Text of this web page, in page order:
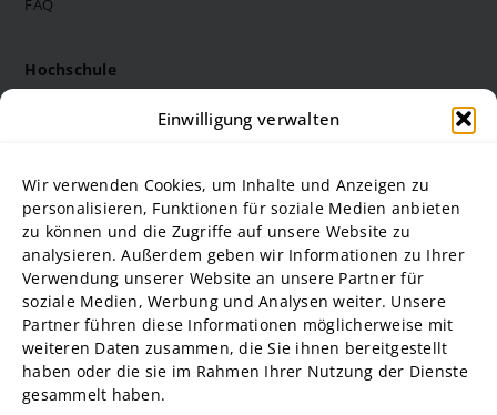
Einwilligung verwalten
Wir verwenden Cookies, um Inhalte und Anzeigen zu
personalisieren, Funktionen für soziale Medien anbieten
zu können und die Zugriffe auf unsere Website zu
analysieren. Außerdem geben wir Informationen zu Ihrer
Verwendung unserer Website an unsere Partner für
soziale Medien, Werbung und Analysen weiter. Unsere
Partner führen diese Informationen möglicherweise mit
weiteren Daten zusammen, die Sie ihnen bereitgestellt
haben oder die sie im Rahmen Ihrer Nutzung der Dienste
gesammelt haben.
FAQ
Hochschule
Die Steinbeis Hochschule
Struktur und Organe
Stellenausschreibungen
Diversity Management
Hochschulpartner
ADG Business School an der Steinbeis-Hochschule GmbH
SBA | Management School der Steinbeis Hochschule